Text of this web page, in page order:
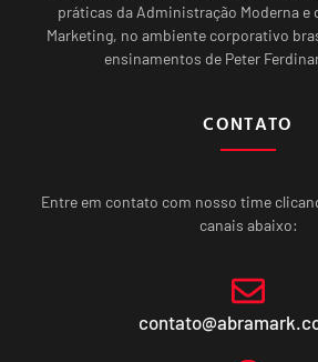
práticas da Administração Moderna e
Marketing, no ambiente corporativo
ensinamentos de Peter
CONTATO
Entre em contato com nosso time
canais abaixo: